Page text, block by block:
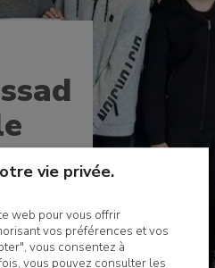
vie privée.
web pour vous offrir
vos préférences et vos
vous consentez à
vous pouvez consulter les